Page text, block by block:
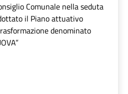
Comunale nella seduta
il Piano attuativo
denominato